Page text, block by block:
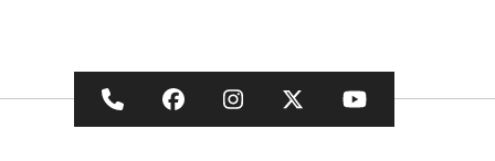
Nous appelerNous suivre sur Facebook
Nous suivre sur
Nous suivre sur X
Nous suivre